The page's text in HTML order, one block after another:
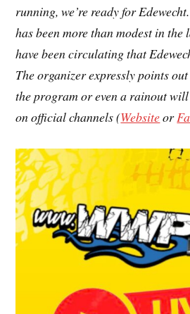
running, we’re ready for
has been more than modest in the
have been circulating that
The organizer expressly points
the program or even a rainout
on official channels (Websiteor